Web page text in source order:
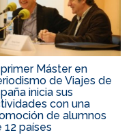
primer Máster en
de Viajes de
inicia sus
con una
de alumnos
12 países